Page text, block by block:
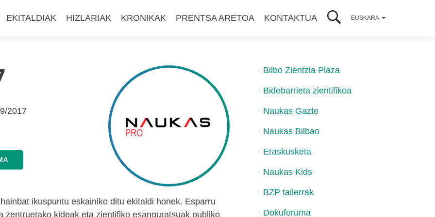
EKITALDIAK HIZLARIAK KRONIKAK PRENTSA ARETOA KONTAKTUA EUSKARA
2017
ikuspuntu eskainiko ditu ekitaldi honek. Esparru
zentruetako kideak eta zientifiko esanguratsuak publiko
Bilbo Zientzia Plaza
Bidebarrieta zientifikoa
Naukas Gazte
Naukas Bilbao
Eraskusketa
Naukas Kids
BZP tailerrak
Dokuforuma